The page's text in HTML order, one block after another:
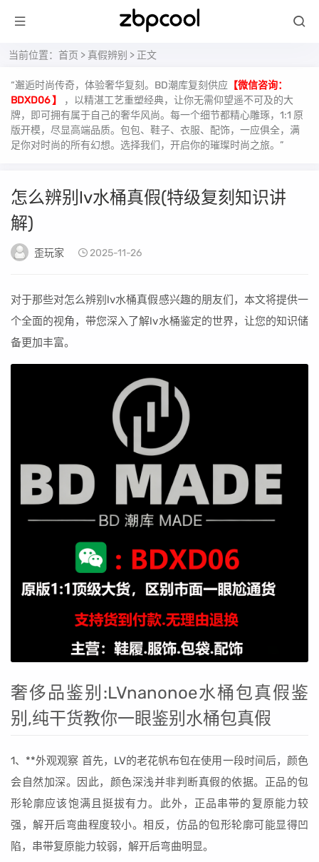
当前位置： 首页 > 真假辨别 > 正文
“邂逅时尚传奇，体验奢华复刻。BD潮库复刻供应 【微信咨询：
BDXD06 】
，以精湛工艺重塑经典，让你无需仰望遥不可及的大
牌，即可拥有属于自己的奢华风尚。每一个细节都精心雕琢，1:1 原
版开模，尽显高端品质。包包、鞋子、衣服、配饰，一应俱全，满
足你对时尚的所有幻想。选择我们，开启你的璀璨时尚之旅。”
怎么辨别lv水桶真假(特级复刻知识讲
解)
歪玩家 2025-11-26
对于那些对怎么辨别lv水桶真假感兴趣的朋友们，本文将提供一
个全面的视角，带您深入了解lv水桶鉴定的世界，让您的知识储
备更加丰富。
奢侈品鉴别:LVnanonoe水桶包真假鉴
别,纯干货教你一眼鉴别水桶包真假
1、**外观观察 首先，LV的老花帆布包在使用一段时间后，颜色
会自然加深。因此，颜色深浅并非判断真假的依据。正品的包
形轮廓应该饱满且挺拔有力。此外，正品串带的复原能力较
强，解开后弯曲程度较小。相反，仿品的包形轮廓可能显得凹
陷，串带复原能力较弱，解开后弯曲明显。